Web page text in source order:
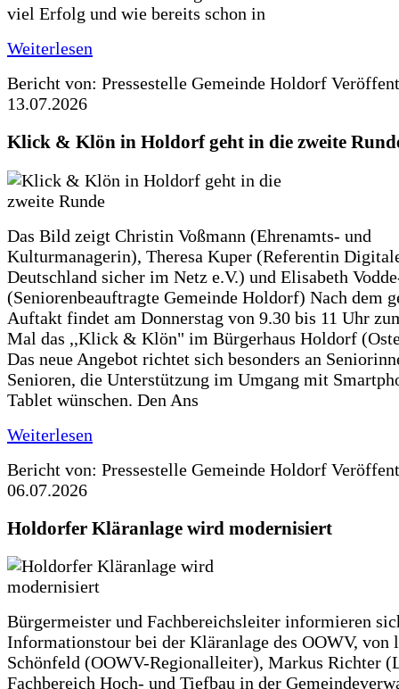
viel Erfolg und wie bereits schon in
Weiterlesen
Bericht von: Pressestelle Gemeinde Holdorf
13.07.2026
Klick & Klön in Holdorf geht in die zweite
Das Bild zeigt Christin Voßmann (Ehrenamts- und
Kulturmanagerin), Theresa Kuper (Referentin
Deutschland sicher im Netz e.V.) und Elisabeth
(Seniorenbeauftragte Gemeinde Holdorf) Nach dem
Auftakt findet am Donnerstag von 9.30 bis 11 Uhr
Mal das ,,Klick & Klön" im Bürgerhaus Holdorf
Das neue Angebot richtet sich besonders an
Senioren, die Unterstützung im Umgang mit
Tablet wünschen. Den Ans
Weiterlesen
Bericht von: Pressestelle Gemeinde Holdorf
06.07.2026
Holdorfer Kläranlage wird modernisiert
Bürgermeister und Fachbereichsleiter informieren
Informationstour bei der Kläranlage des OOWV, von
Schönfeld (OOWV-Regionalleiter), Markus Richter
Fachbereich Hoch- und Tiefbau in der